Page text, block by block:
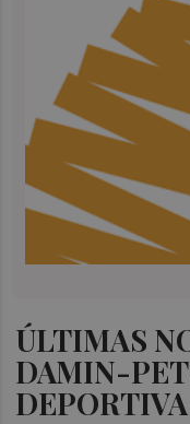
ÚLTIMAS
DAMIN-
DEPORTIVA